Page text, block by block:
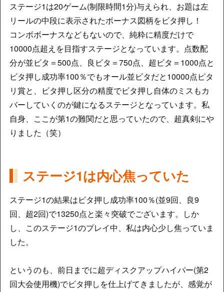
ステージ1は20ゲーム(制限時間1分)与えられ、お題は左
リールの中段に表示されたボーナス図柄をビタ押し！
コンボボーナスなどもないので、純粋に精度だけで
10000点超えを目指すステージとなっています。点数配
分が並ビタ＝500点、良ビタ＝750点、超ビタ＝1000点と
ビタ押し成功率100％でもオール並ビタだと10000点ピタ
リ賞と、ビタ押し区分の精度でビタ押し自体のミスもカ
バーしていくのが鍵になるステージとなっています。私
自身、ここが第1の難関だと思っていたので、超真剣にや
りました（笑）
ステージ1は内心焦っていた
ステージ1の結果はビタ押し成功率100％(並9回、良9
回、超2回)で13250点と楽々突破でございます。しか
し、このステージ1のプレイ中、私は内心少し焦っていま
した。
というのも、前日までに超ディスクアップハイパー(第2
回大会使用機)でビタ押しを仕上げてきましたが、感覚が